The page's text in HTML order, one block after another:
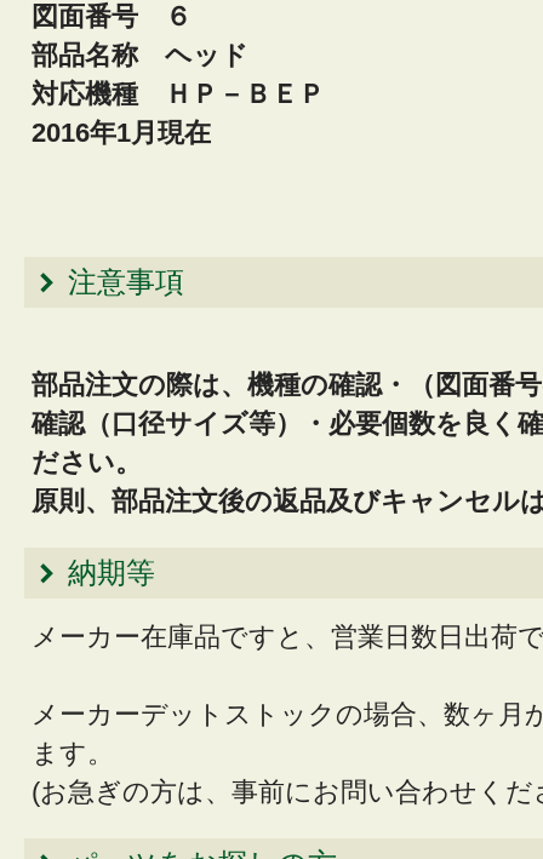
図面番号 ６
部品名称 ヘッド
対応機種 ＨＰ－ＢＥＰ
2016年1月現在
注意事項
部品注文の際は、機種の確認・（図面番
確認（口径サイズ等）・必要個数を良く
ださい。
原則、部品注文後の返品及びキャンセル
納期等
メーカー在庫品ですと、営業日数日出荷
メーカーデットストックの場合、数ヶ月
ます。
(お急ぎの方は、事前にお問い合わせくだ